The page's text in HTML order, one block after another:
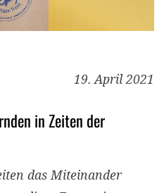
19. April 2021
in Zeiten der
das Miteinander